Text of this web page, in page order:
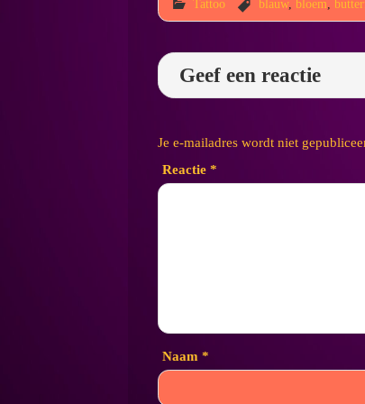
Tattoo blauw, bloem
Geef een reactie
Je e-mailadres wordt niet
Reactie *
Naam *